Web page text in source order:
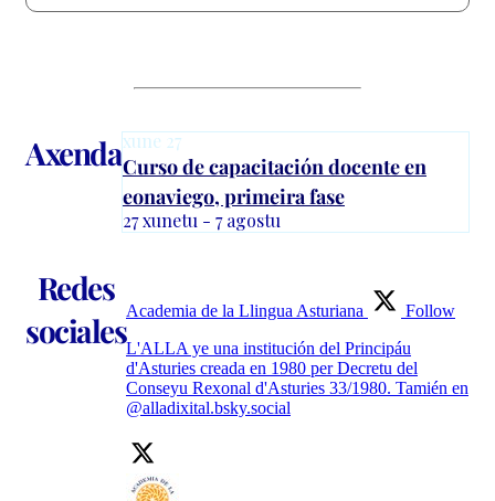
Axendaxune 27
Curso de capacitación docente en
eonaviego, primeira fase
27 xunetu - 7 agostu
Redes
socialesAcademia de la Llingua Asturiana
Follow
L'ALLA ye una institución del Principáu
d'Asturies creada en 1980 per Decretu del
Conseyu Rexonal d'Asturies 33/1980. Tamién en
@alladixital.bsky.social